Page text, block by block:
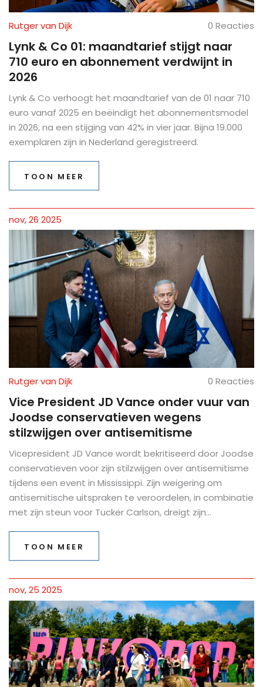
Rutger van Dijk 0 Reacties
Lynk & Co 01: maandtarief stijgt naar
710 euro en abonnement verdwijnt in
2026
Lynk & Co verhoogt het maandtarief van de 01 naar 710
euro vanaf 2025 en beëindigt het abonnementsmodel
in 2026, na een stijging van 42% in vier jaar. Bijna 19.000
exemplaren zijn in Nederland geregistreerd.
TOON MEER
nov, 26 2025
Rutger van Dijk 0 Reacties
Vice President JD Vance onder vuur van
Joodse conservatieven wegens
stilzwijgen over antisemitisme
Vicepresident JD Vance wordt bekritiseerd door Joodse
conservatieven voor zijn stilzwijgen over antisemitisme
tijdens een event in Mississippi. Zijn weigering om
antisemitische uitspraken te veroordelen, in combinatie
met zijn steun voor Tucker Carlson, dreigt zijn
TOON MEER
nov, 25 2025